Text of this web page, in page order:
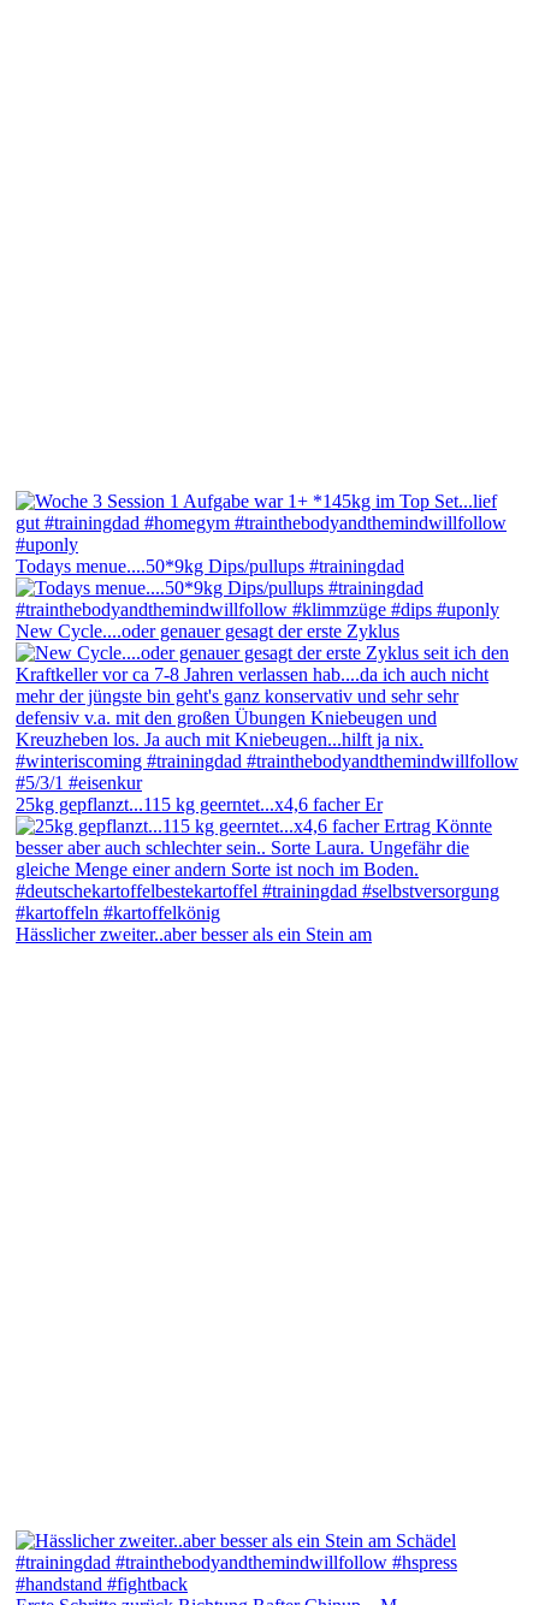
Todays menue....50*9kg Dips/pullups #trainingdad
New Cycle....oder genauer gesagt der erste Zyklus
25kg gepflanzt...115 kg geerntet...x4,6 facher Er
Hässlicher zweiter..aber besser als ein Stein am